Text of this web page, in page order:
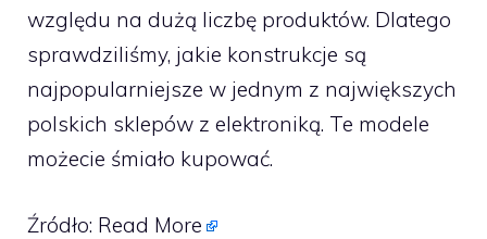
względu na dużą liczbę produktów. Dlatego
sprawdziliśmy, jakie konstrukcje są
najpopularniejsze w jednym z największych
polskich sklepów z elektroniką. Te modele
możecie śmiało kupować.
Źródło: Read More